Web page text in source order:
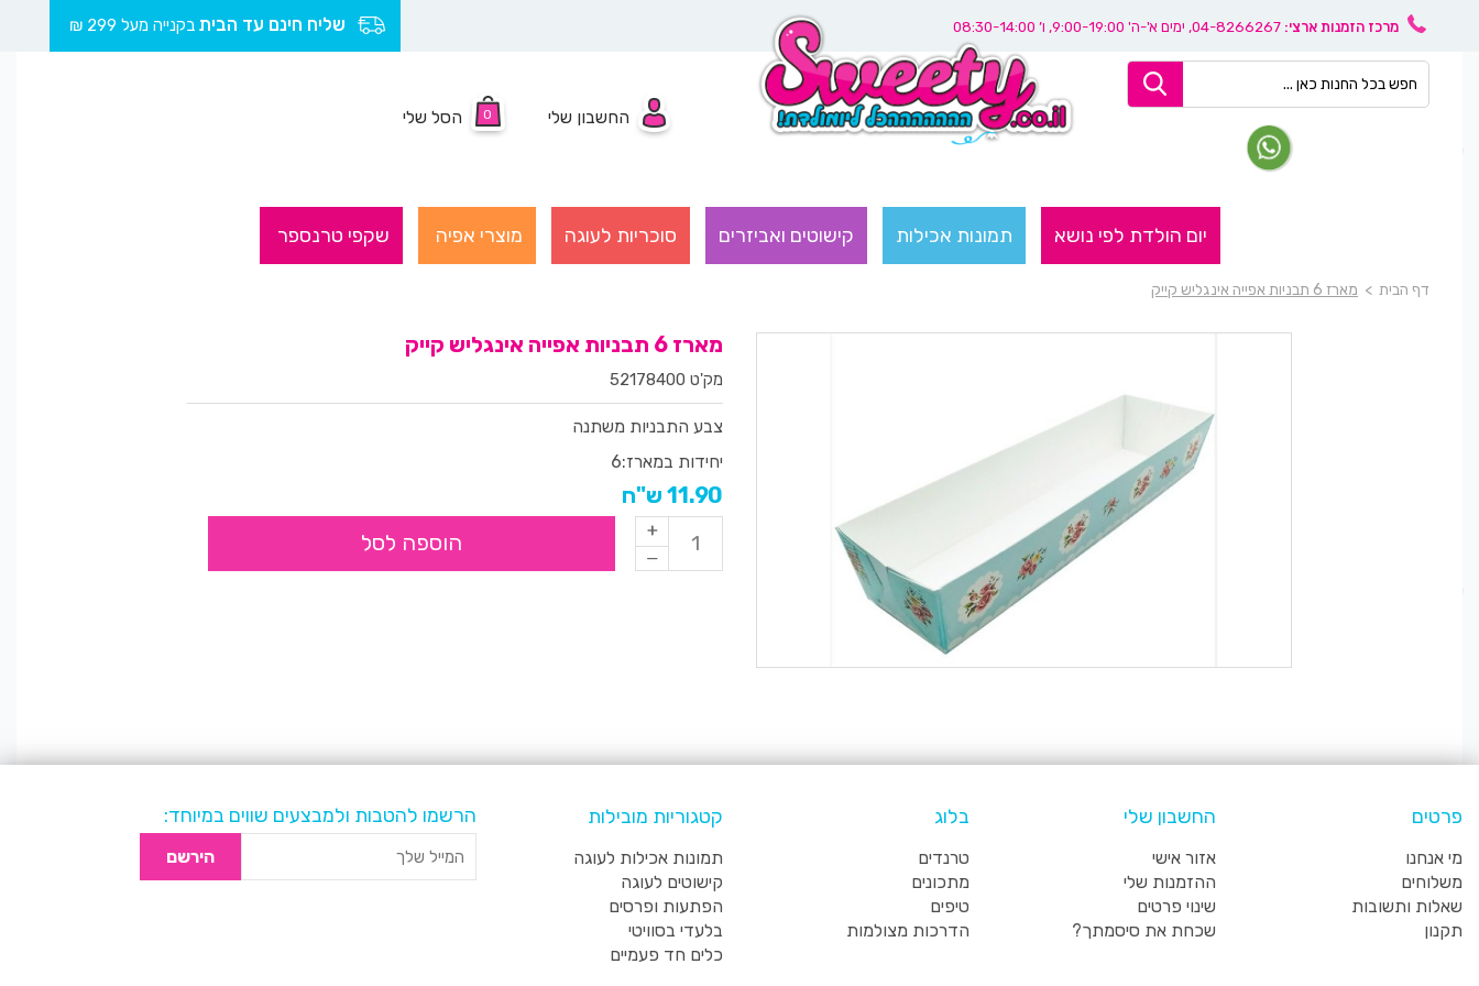
מרכז הזמנות ארצי: 04-8266267, ימים א'-ה' 9:00-19:00, ו’ 08:30-14:00 שליח חינם עד הבית בקנייה מעל 299 ₪
החשבון שלי 0 הסל שלי
יום הולדת לפי נושא תמונות אכילות קישוטים ואביזרים סוכריות לעוגה מוצרי אפיה שקפי טרנספר
דף הבית > מארז 6 תבניות אפייה אינגליש קייק
מארז 6 תבניות אפייה אינגליש קייק
מק'ט 52178400
צבע התבניות משתנה
יחידות במארז:6
11.90 ש"ח
הוספה לסל
פרטים
מי אנחנו
משלוחים
שאלות ותשובות
תקנון
החשבון שלי
אזור אישי
ההזמנות שלי
שינוי פרטים
שכחת את סיסמתך?
בלוג
טרנדים
מתכונים
טיפים
הדרכות מצולמות
קטגוריות מובילות
תמונות אכילות לעוגה
קישוטים לעוגה
הפתעות ופרסים
בלעדי בסוויטי
כלים חד פעמיים
הרשמו להטבות ולמבצעים שווים במיוחד:
הירשם